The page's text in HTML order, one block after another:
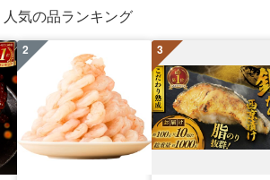
人気の品ランキング
2 3